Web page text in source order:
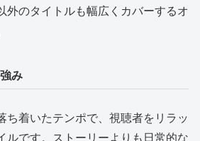
外のタイトルも幅広くカバーするオ
み
ち着いたテンポで、視聴者をリラッ
ルです。ストーリーよりも日常的な